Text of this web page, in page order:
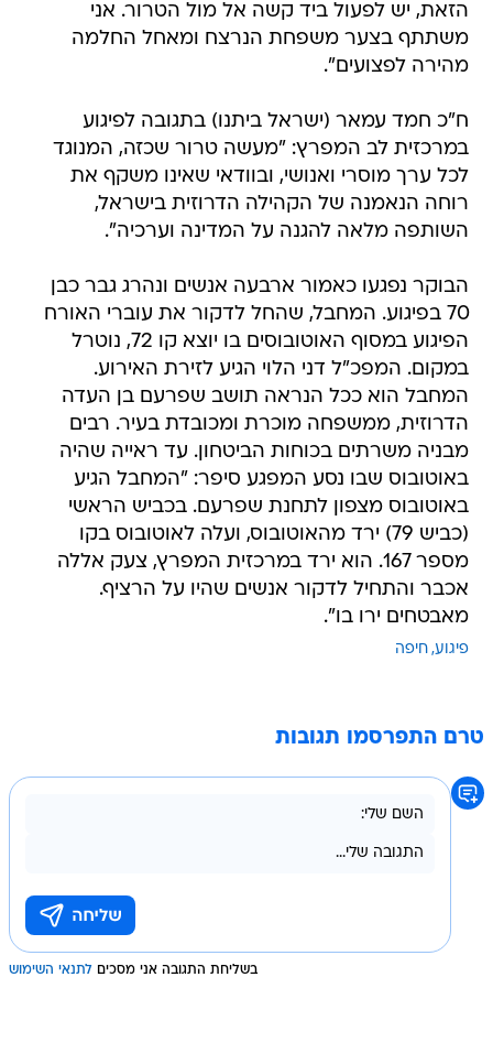
הזאת, יש לפעול ביד קשה אל מול הטרור. אני
משתתף בצער משפחת הנרצח ומאחל החלמה
מהירה לפצועים".
ח"כ חמד עמאר (ישראל ביתנו) בתגובה לפיגוע
במרכזית לב המפרץ: "מעשה טרור שכזה, המנוגד
לכל ערך מוסרי ואנושי, ובוודאי שאינו משקף את
רוחה הנאמנה של הקהילה הדרוזית בישראל,
השותפה מלאה להגנה על המדינה וערכיה".
הבוקר נפגעו כאמור ארבעה אנשים ונהרג גבר כבן
70 בפיגוע. המחבל, שהחל לדקור את עוברי האורח
הפיגוע במסוף האוטובוסים בו יוצא קו 72, נוטרל
במקום. המפכ"ל דני הלוי הגיע לזירת האירוע.
המחבל הוא ככל הנראה תושב שפרעם בן העדה
הדרוזית, ממשפחה מוכרת ומכובדת בעיר. רבים
מבניה משרתים בכוחות הביטחון. עד ראייה ‏שהיה
באוטובוס שבו נסע המפגע סיפר: "המחבל הגיע
באוטובוס מצפון לתחנת שפרעם. בכביש הראשי
(כביש 79) ירד מהאוטובוס, ועלה לאוטובוס בקו
מספר 167. הוא ירד במרכזית המפרץ, צעק אללה
אכבר והתחיל לדקור אנשים שהיו על הרציף.
מאבטחים ירו בו".
פיגוע חיפה
טרם התפרסמו תגובות
בשליחת התגובה אני מסכים לתנאי השימוש